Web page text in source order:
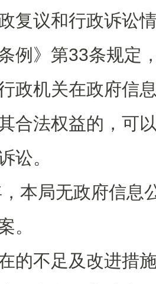
议和行政诉讼
》第33条规定
政机关在政府信
合法权益的，可
讼。
局无政府信息
。
不足及改进措